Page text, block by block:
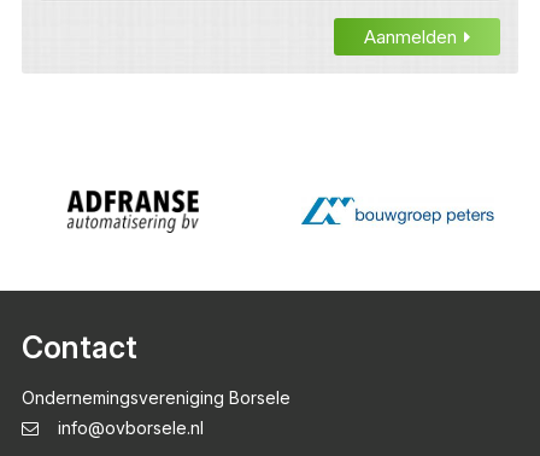
Aanmelden
Contact
Ondernemingsvereniging Borsele
info@ovborsele.nl